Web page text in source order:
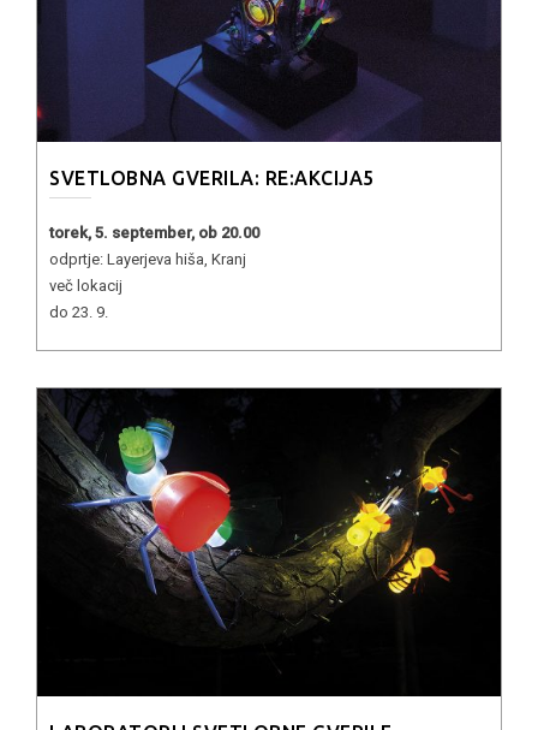
SVETLOBNA GVERILA: RE:AKCIJA5
torek, 5. september, ob 20.00
odprtje: Layerjeva hiša, Kranj
več lokacij
do 23. 9.